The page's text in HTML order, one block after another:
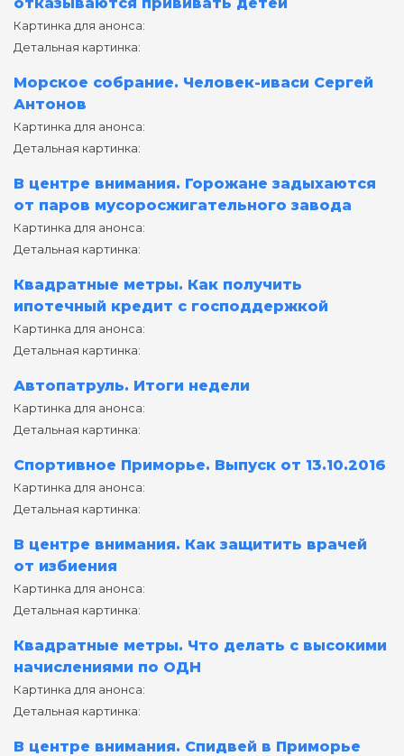
Картинка для анонса:
Детальная картинка:
Морское собрание. Человек-иваси Сергей
Антонов
Картинка для анонса:
Детальная картинка:
В центре внимания. Горожане задыхаются
от паров мусоросжигательного завода
Картинка для анонса:
Детальная картинка:
Квадратные метры. Как получить
ипотечный кредит с господдержкой
Картинка для анонса:
Детальная картинка:
Автопатруль. Итоги недели
Картинка для анонса:
Детальная картинка:
Спортивное Приморье. Выпуск от 13.10.2016
Картинка для анонса:
Детальная картинка:
В центре внимания. Как защитить врачей
от избиения
Картинка для анонса:
Детальная картинка:
Квадратные метры. Что делать с высокими
начислениями по ОДН
Картинка для анонса:
Детальная картинка:
В центре внимания. Спидвей в Приморье